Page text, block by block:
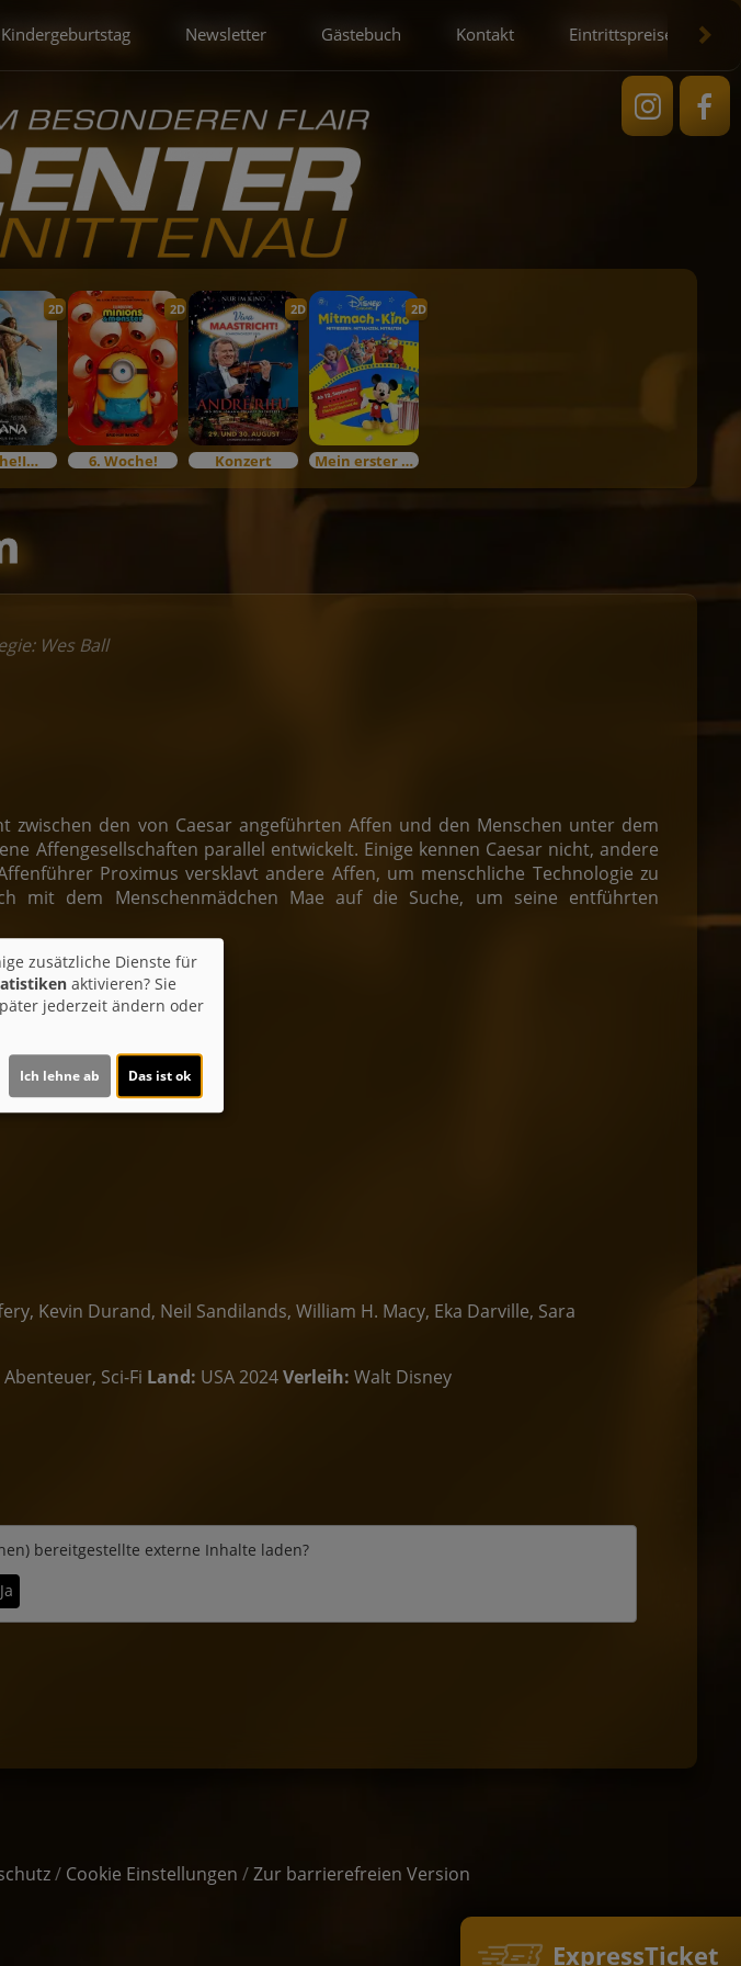
ExpressTicket
Kindergeburtstag Newsletter Gästebuch Kontakt Eintrittspreise
2D
5. Woche!Im Bundesstart
2D
6. Woche!
2D
Konzert
2D
Mein erster Kinobesuch
Wes Ball
zwischen den von Caesar angeführten Affen und den Menschen unter dem
Affengesellschaften parallel entwickelt. Einige kennen Caesar nicht, andere
Proximus versklavt andere Affen, um menschliche Technologie zu
mit dem Menschenmädchen Mae auf die Suche, um seine entführten
Kevin Durand, Neil Sandilands, William H. Macy, Eka Darville, Sara
Sci-Fi Land: USA 2024Verleih: Walt Disney
bereitgestellte externe Inhalte laden?
Ja
/ Cookie Einstellungen /Zur barrierefreien Version
zusätzliche Dienste für
aktivieren? Sie
jederzeit ändern oder
Ich lehne ab Das ist ok